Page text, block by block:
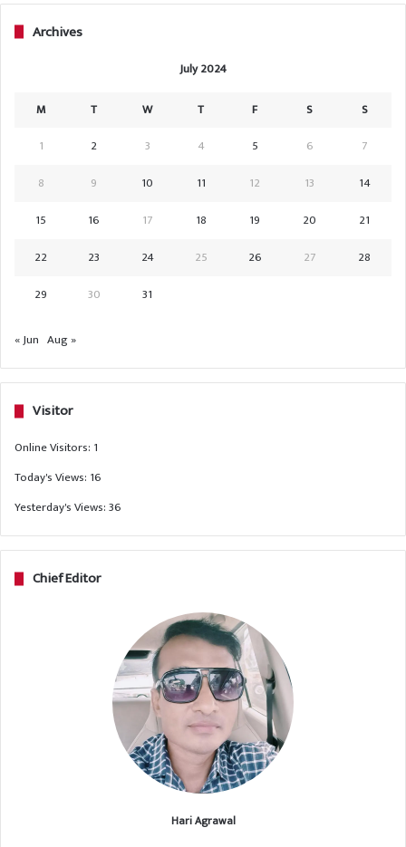
Archives
July 2024
M T W T F S
S
1
2 3 4 5 6
7
8
9 10 11 12 13
14
15
16 17 18 19 20
21
22
23 24 25 26 27
28
29
30 31
« Jun Aug »
Visitor
Online Visitors: 1
Today's Views: 16
Yesterday's Views:36
Chief Editor
Hari Agrawal